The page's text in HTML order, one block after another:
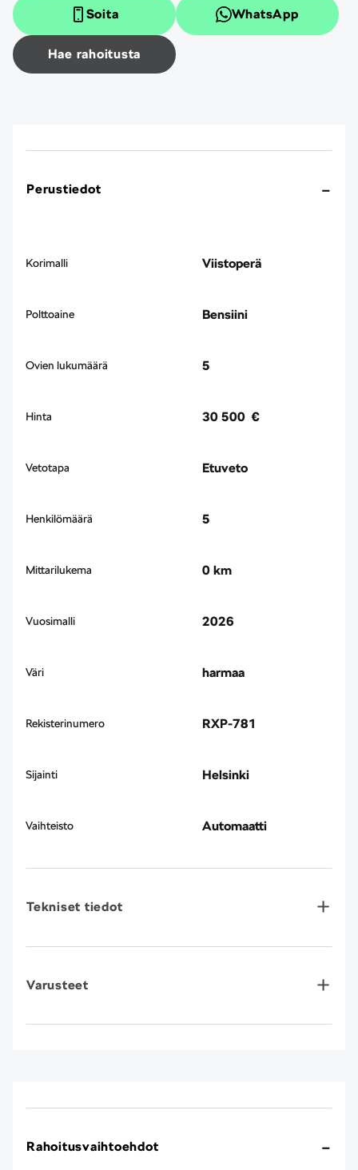
Soita WhatsApp
Hae rahoitusta
Perustiedot
Korimalli Viistoperä
Polttoaine Bensiini
Ovien lukumäärä 5
Hinta 30 500 €
Vetotapa Etuveto
Henkilömäärä 5
Mittarilukema 0 km
Vuosimalli 2026
Väri harmaa
Rekisterinumero RXP-781
Sijainti Helsinki
Vaihteisto Automaatti
Tekniset tiedot
Varusteet
Rahoitusvaihtoehdot